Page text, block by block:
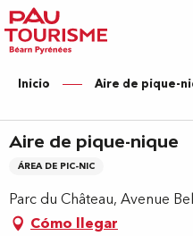
Aller
au
contenu
principal
Inicio Aire de pique-
Aire de pique-nique
ÁREA DE PIC-NIC
Parc du Château, Avenue
Cómo llegar